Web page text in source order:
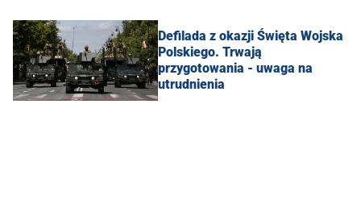
Defilada z okazji Święta Wojska
Polskiego. Trwają
przygotowania - uwaga na
utrudnienia